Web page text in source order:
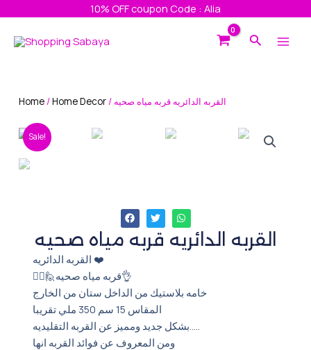
content
10% OFF coupon Code : Alia
Search
القربه الدائريه قربه مياه صحيه
القربه الدائريه ❤️
🙋‍♀️🙋قربه مياه صحيه👌
خامه بلاستيك من الداخل ستان من الخارج
المقاس 15 سم 350 ملي تقريبا
ومن المعروف عن فوائد القربه انها
Home/Home Decor / القربه الدائريه قربه مياه صحيه
Sale!